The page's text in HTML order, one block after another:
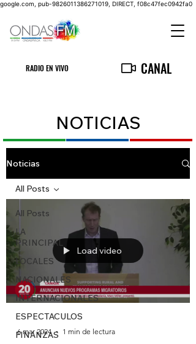
google.com, pub-9826011386271019, DIRECT, f08c47fec0942fa0
RADIO EN VIVO CANAL
NOTICIAS
Noticias
All Posts
LA
PRINCIPAL
LOCALES
NACIONALES
INTERNACIONALES
ESPECTACULOS
FINANZAS
All Posts
Load video
6 mar 2024 1 min de lectura